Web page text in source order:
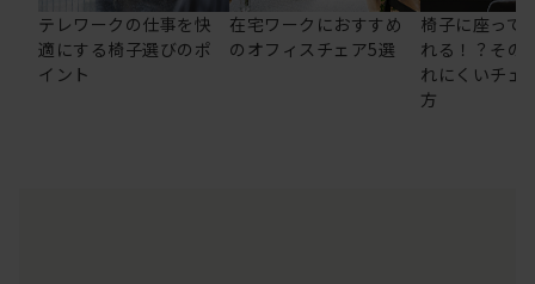
テレワークの仕事を快
適にする椅子選びのポ
イント
在宅ワークにおすすめ
のオフィスチェア5選
椅子に座って
れる！？その
れにくいチェ
方